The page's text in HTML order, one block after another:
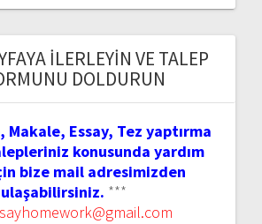
İLERLEYIN VE TALEP
DOLDURUN
Makale, Essay, Tez yaptırma
konusunda yardım
bize mail adresimizden
ulaşabilirsiniz. ***